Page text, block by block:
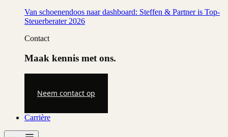
Van schoenendoos naar dashboard: Steffen & Partner is Top-
Steuerberater 2026
Contact
Maak kennis met ons.
Neem contact op
Carrière